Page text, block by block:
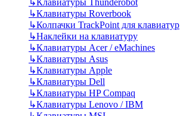
↳Клавиатуры Roverbook
↳Колпачки TrackPoint для клавиатур
↳Наклейки на клавиатуру
↳Клавиатуры Acer / eMachines
↳Клавиатуры Asus
↳Клавиатуры Apple
↳Клавиатуры Dell
↳Клавиатуры HP Compaq
↳Клавиатуры Lenovo / IBM